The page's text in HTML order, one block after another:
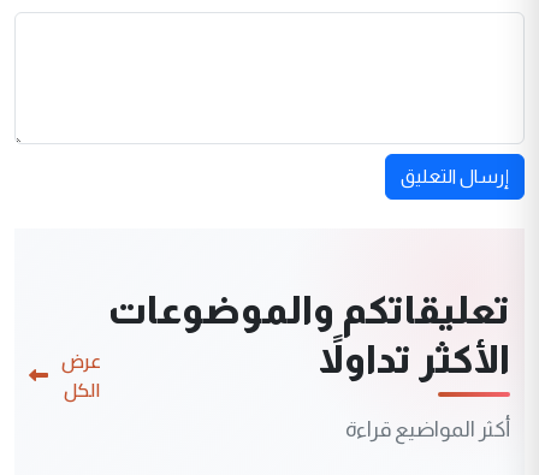
إرسال التعليق
تعليقاتكم والموضوعات
الأكثر تداولاً
أكثر المواضيع قراءة
عرض
الكل